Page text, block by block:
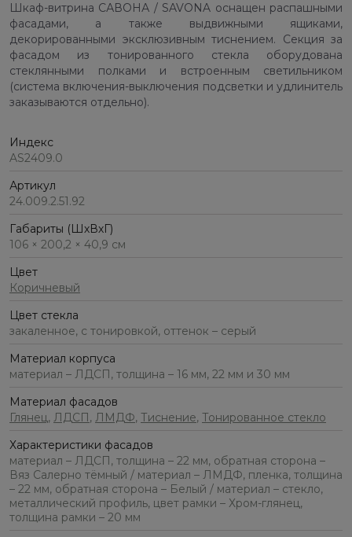
Шкаф-витрина САВОНА / SAVONA оснащен распашными
фасадами, а также выдвижными ящиками,
декорированными эксклюзивным тиснением. Секция за
фасадом из тонированного стекла оборудована
стеклянными полками и встроенным светильником
(система включения-выключения подсветки и удлинитель
заказываются отдельно).
Индекс
AS2409.0
Артикул
24.009.2.51.92
Габариты (ШхВхГ)
106 × 200,2 × 40,9 см
Цвет
Коричневый
Цвет стекла
закаленное, с тонировкой, оттенок – серый
Материал корпуса
материал – ЛДСП, толщина – 16 мм, 22 мм и 30 мм
Материал фасадов
Глянец, ЛДСП , ЛМДФ, Тиснение, Тонированное стекло
Характеристики фасадов
материал – ЛДСП, толщина – 22 мм, обратная сторона –
Вяз Салерно тёмный / материал – ЛМДФ, пленка, толщина
– 22 мм, обратная сторона – Белый / материал – стекло,
металлический профиль, цвет рамки – Хром-глянец,
толщина рамки – 20 мм